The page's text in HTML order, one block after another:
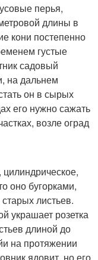
перья,
длины в
кони постепенно
густые
садовый
на дальнем
он в сырых
его нужно сажать
возле оград
оно бугорками,
листьев.
украшает розетка
длиной до
на протяжении
ядовит, но его